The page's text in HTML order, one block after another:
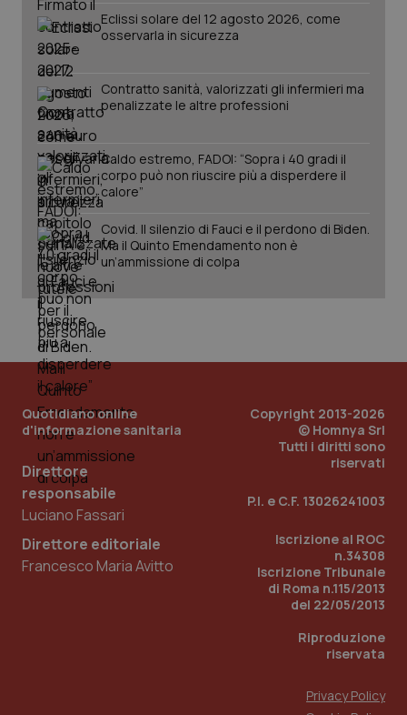
Eclissi solare del 12 agosto 2026, come
osservarla in sicurezza
Contratto sanità, valorizzati gli infermieri ma
penalizzate le altre professioni
Caldo estremo, FADOI: “Sopra i 40 gradi il
corpo può non riuscire più a disperdere il
calore”
Covid. Il silenzio di Fauci e il perdono di Biden.
Ma il Quinto Emendamento non è
un’ammissione di colpa
Quotidiano online
d'informazione sanitaria
Direttore
responsabile
Luciano Fassari
Direttore editoriale
Francesco Maria Avitto
Copyright 2013-2026
© Homnya Srl
Tutti i diritti sono
riservati
P.I. e C.F. 13026241003
Iscrizione al ROC
n.34308
Iscrizione Tribunale
di Roma n.115/2013
del 22/05/2013
Riproduzione
riservata
Privacy Policy
1